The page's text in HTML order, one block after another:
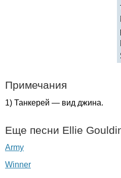
Примечания
1) Танкерей — вид джина.
Еще песни Ellie
Army
Winner